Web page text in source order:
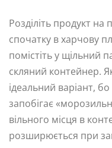
Розділіть продукт на
спочатку в харчову
помістіть у щільний
скляний контейнер.
ідеальний варіант,
запобігає
вільного місця в
розширюється при